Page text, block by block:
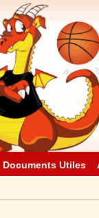
Documents Utiles